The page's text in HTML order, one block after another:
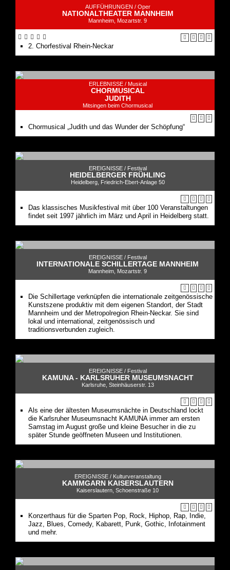
AUFFÜHRUNGEN / Oper
NATIONALTHEATER MANNHEIM
Mannheim, Mozartstr. 9
2. Chorfestival Rhein-Neckar
ERLEBNISSE / Musical
CHORMUSICAL
JUDITH
Mitsingen beim Chormusical
Chormusical „Judith und das Wunder der Schöpfung“
EREIGNISSE / Festival
HEIDELBERGER FRÜHLING
Heidelberg, Friedrich-Ebert-Anlage 50
Das klassisches Musikfestival mit über 100 Veranstaltungen
findet seit 1997 jährlich im März und April in Heidelberg statt.
EREIGNISSE / Festival
INTERNATIONALE SCHILLERTAGE MANNHEIM
Mannheim, Mozartstr. 9
Die Schillertage verknüpfen die internationale zeitgenössische
Kunstszene produktiv mit dem eigenen Standort, der Stadt
Mannheim und der Metropolregion Rhein-Neckar. Sie sind
lokal und international, zeitgenössisch und
traditionsverbunden zugleich.
EREIGNISSE / Festival
KAMUNA - KARLSRUHER MUSEUMSNACHT
Karlsruhe, Steinhäuserstr. 13
Als eine der ältesten Museumsnächte in Deutschland lockt
die Karlsruher Museumsnacht KAMUNA immer am ersten
Samstag im August große und kleine Besucher in die zu
später Stunde geöffneten Museen und Institutionen.
EREIGNISSE / Kulturveranstaltung
KAMMGARN KAISERSLAUTERN
Kaiserslautern, Schoenstraße 10
Konzerthaus für die Sparten Pop, Rock, Hiphop, Rap, Indie,
Jazz, Blues, Comedy, Kabarett, Punk, Gothic, Infotainment
und mehr.